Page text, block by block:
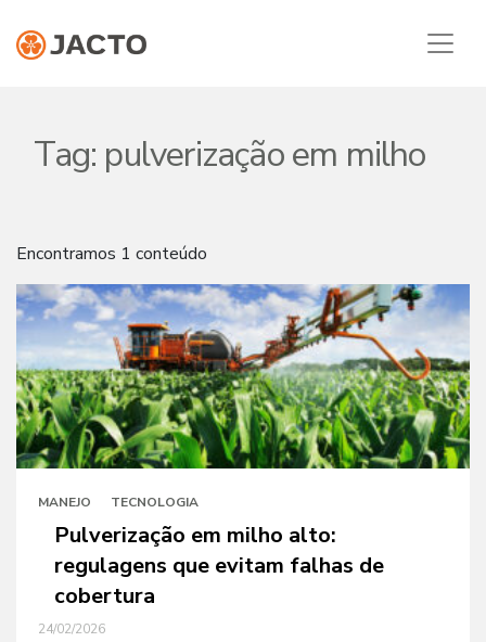
Tag: pulverização em milho
Encontramos 1 conteúdo
MANEJO TECNOLOGIA
Pulverização em milho alto:
regulagens que evitam falhas de
cobertura
24/02/2026